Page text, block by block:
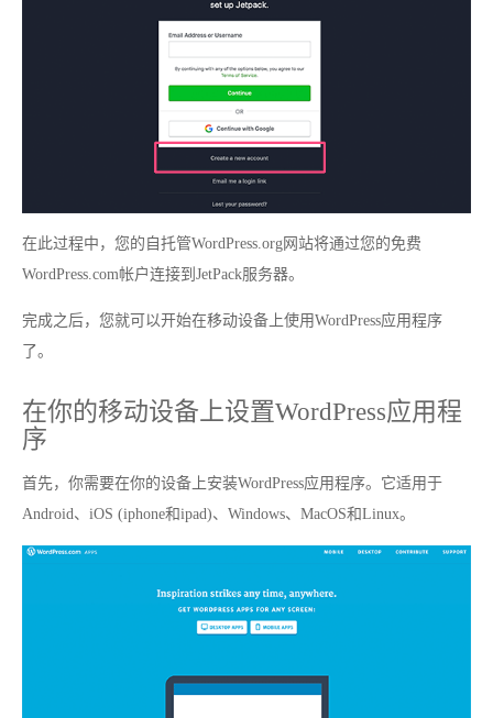
在此过程中，您的自托管WordPress.org网站将通过您的免费
WordPress.com帐户连接到JetPack服务器。
完成之后，您就可以开始在移动设备上使用WordPress应用程序
了。
在你的移动设备上设置WordPress应用程
序
首先，你需要在你的设备上安装WordPress应用程序。它适用于
Android、iOS (iphone和ipad)、Windows、MacOS和Linux。